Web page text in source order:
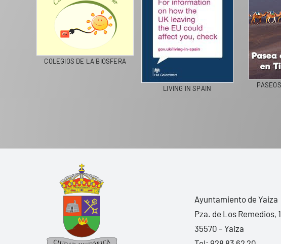
LANZAROTE RECICLA
COLEGIOS DE LA BIOSFERA
LIVING IN SPAIN
Ayuntamiento de Yaiza
Pza. de Los Remedios, 1
35570 – Yaiza